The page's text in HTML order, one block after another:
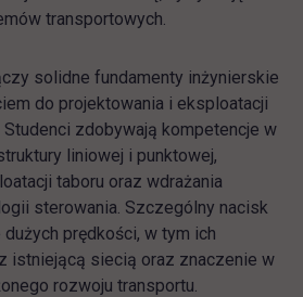
transportowych.
solidne fundamenty inżynierskie
do projektowania i eksploatacji
zdobywają kompetencje w
liniowej i punktowej,
taboru oraz wdrażania
sterowania. Szczególny nacisk
prędkości, w tym ich
istniejącą siecią oraz znaczenie w
rozwoju transportu.